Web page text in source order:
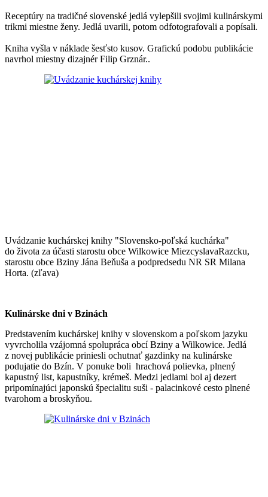
Receptúry na tradičné slovenské jedlá vylepšili svojimi kulinárskymi
trikmi miestne ženy. Jedlá uvarili, potom odfotografovali a popísali.
Kniha vyšla v náklade šesťsto kusov. Grafickú podobu publikácie
navrhol miestny dizajnér Filip Grznár..
Uvádzanie kuchárskej knihy "Slovensko-poľská kuchárka"
do života za účasti starostu obce Wilkowice MiezcyslavaRazcku,
starostu obce Bziny Jána Beňuša a podpredsedu NR SR Milana
Horta. (zľava)
Kulinárske dni v Bzinách
Predstavením kuchárskej knihy v slovenskom a poľskom jazyku
vyvrcholila vzájomná spolupráca obcí Bziny a Wilkowice. Jedlá
z novej publikácie priniesli ochutnať gazdinky na kulinárske
podujatie do Bzín. V ponuke boli hrachová polievka, plnený
kapustný list, kapustníky, krémeš. Medzi jedlami bol aj dezert
pripomínajúci japonskú špecialitu suši - palacinkové cesto plnené
tvarohom a broskyňou.